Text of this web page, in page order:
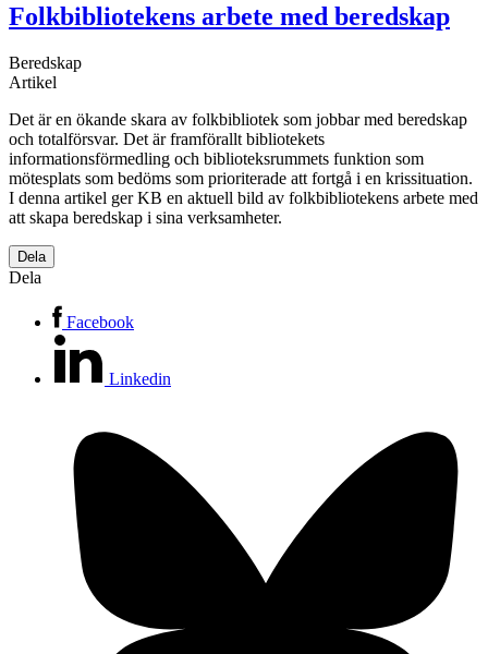
Folkbibliotekens arbete med beredskap
Beredskap
Artikel
Det är en ökande skara av folkbibliotek som jobbar med beredskap
och totalförsvar. Det är framförallt bibliotekets
informationsförmedling och biblioteksrummets funktion som
mötesplats som bedöms som prioriterade att fortgå i en krissituation.
I denna artikel ger KB en aktuell bild av folkbibliotekens arbete med
att skapa beredskap i sina verksamheter.
Dela
Dela
Facebook
Linkedin